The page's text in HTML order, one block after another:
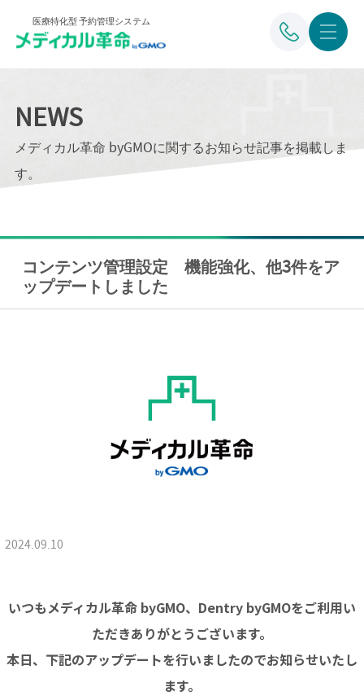
医療特化型 予約管理システム
NEWS
メディカル革命 byGMOに関するお知らせ記事を掲載しま
す。
コンテンツ管理設定 機能強化、他3件をア
ップデートしました
2024.09.10
いつもメディカル革命 byGMO、Dentry byGMOをご利用い
ただきありがとうございます。
本日、下記のアップデートを行いましたのでお知らせいたし
ます。